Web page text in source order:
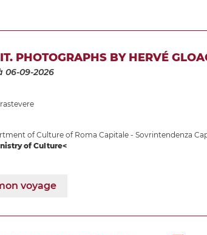
PHOTOGRAPHS BY HERVÉ
06-09-2026
of Culture of Roma Capitale - Sovrintendenza
of Culture<
voyage